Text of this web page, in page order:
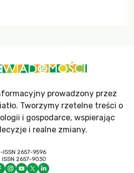
prowadzony przez
Tworzymy rzetelne treści o
i gospodarce, wspierając
i realne zmiany.
ISSN 2657-9596
ISSN 2657-9030